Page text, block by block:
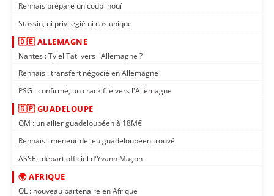
Rennais prépare un coup inouï
Stassin, ni privilégié ni cas unique
🇩🇪 ALLEMAGNE
Nantes : Tylel Tati vers l'Allemagne ?
Rennais : transfert négocié en Allemagne
PSG : confirmé, un crack file vers l'Allemagne
🇬🇵 GUADELOUPE
OM : un ailier guadeloupéen à 18M€
Rennais : meneur de jeu guadeloupéen trouvé
ASSE : départ officiel d'Yvann Maçon
🌍 AFRIQUE
OL : nouveau partenaire en Afrique